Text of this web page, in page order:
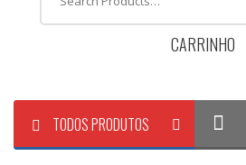
CARRINHO
TODOS PRODUTOS